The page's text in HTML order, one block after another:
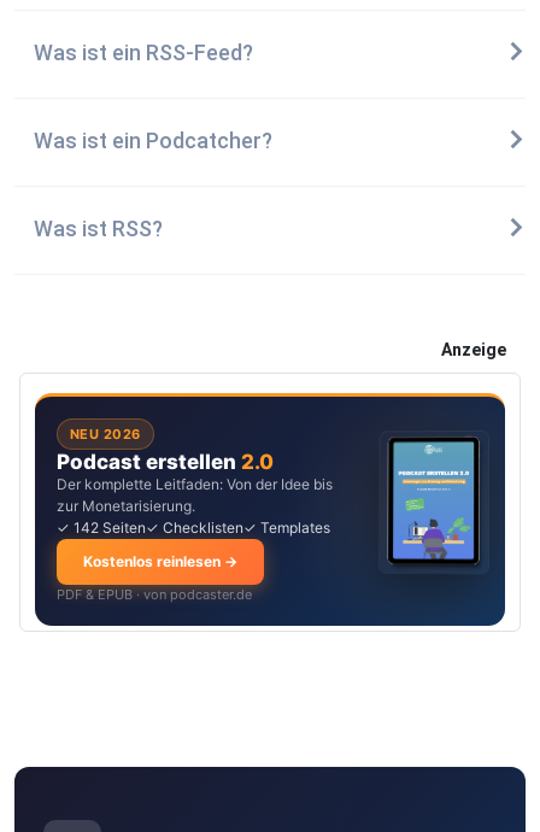
Was ist ein RSS-Feed?
Was ist ein Podcatcher?
Was ist RSS?
Anzeige
NEU 2026
Podcast erstellen 2.0
Der komplette Leitfaden: Von der Idee bis
zur Monetarisierung.
✓ 142 Seiten✓ Checklisten✓ Templates
Kostenlos reinlesen →
PDF & EPUB · von podcaster.de